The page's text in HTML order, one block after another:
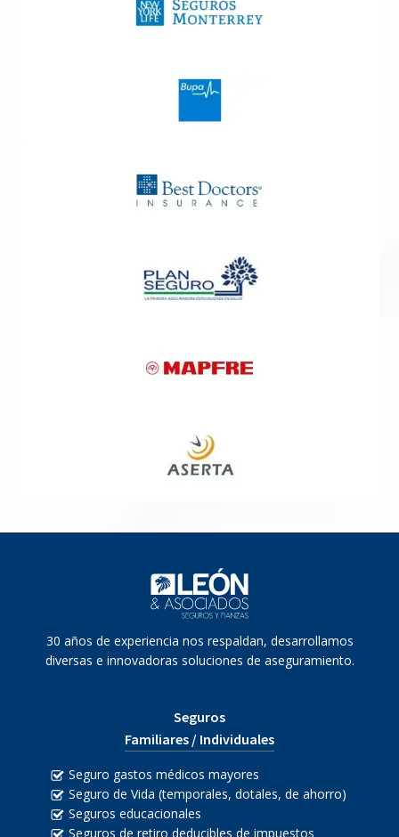
30 años de experiencia nos respaldan, desarrollamos
diversas e innovadoras soluciones de aseguramiento.
Seguros
Familiares / Individuales
Seguro gastos médicos mayores
Seguro de Vida (temporales, dotales, de ahorro)
Seguros educacionales
Seguros de retiro deducibles de impuestos